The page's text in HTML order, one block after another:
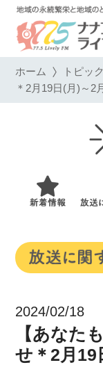
ホーム トピッ
＊2月19日(月)～2
2024/02/18
【あなた
せ＊2月19